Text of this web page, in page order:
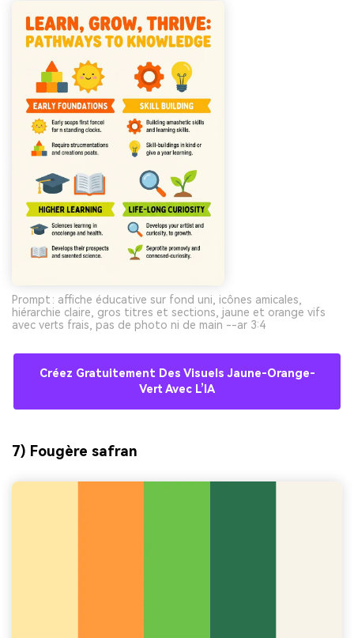
Prompt : affiche éducative sur fond uni, icônes amicales,
hiérarchie claire, gros titres et sections, jaune et orange vifs
avec verts frais, pas de photo ni de main --ar 3:4
Créez Gratuitement Des Visuels Jaune-Orange-
Vert Avec L’IA
7) Fougère safran